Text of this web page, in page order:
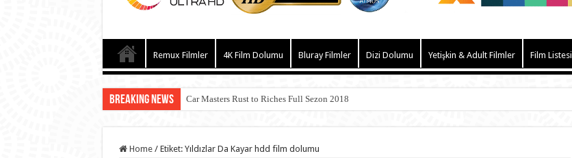
Remux Filmler 4K Film Dolumu Bluray Filmler Dizi Dolumu Yetişkin & Adult Filmler Film Listesi
Breaking News Car Masters Rust to Riches Full Sezon 2018
Home / Etiket: Yıldızlar Da Kayar hdd film dolumu